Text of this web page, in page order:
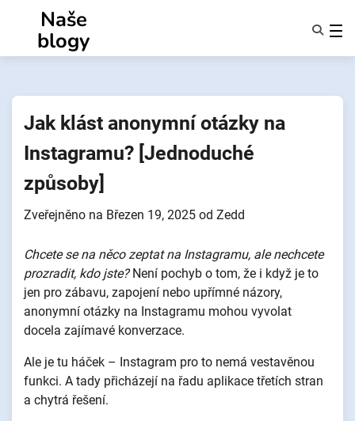
obsahu
Naše
blogy
O Nás
Jak klást anonymní otázky na
Instagramu? [Jednoduché
způsoby]
Zveřejněno na Březen 19, 2025 od Zedd
Chcete se na něco zeptat na Instagramu, ale nechcete
prozradit, kdo jste?Není pochyb o tom, že i když je to
jen pro zábavu, zapojení nebo upřímné názory,
anonymní otázky na Instagramu mohou vyvolat
docela zajímavé konverzace.
Ale je tu háček – Instagram pro to nemá vestavěnou
funkci. A tady přicházejí na řadu aplikace třetích stran
a chytrá řešení.